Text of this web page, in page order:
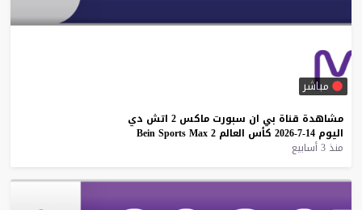
مباشر
مشاهدة قناة بي ان سبورت ماكس 2 اتش دي
اليوم 14-7-2026 كأس العالم Bein Sports Max 2
منذ 3 أسابيع